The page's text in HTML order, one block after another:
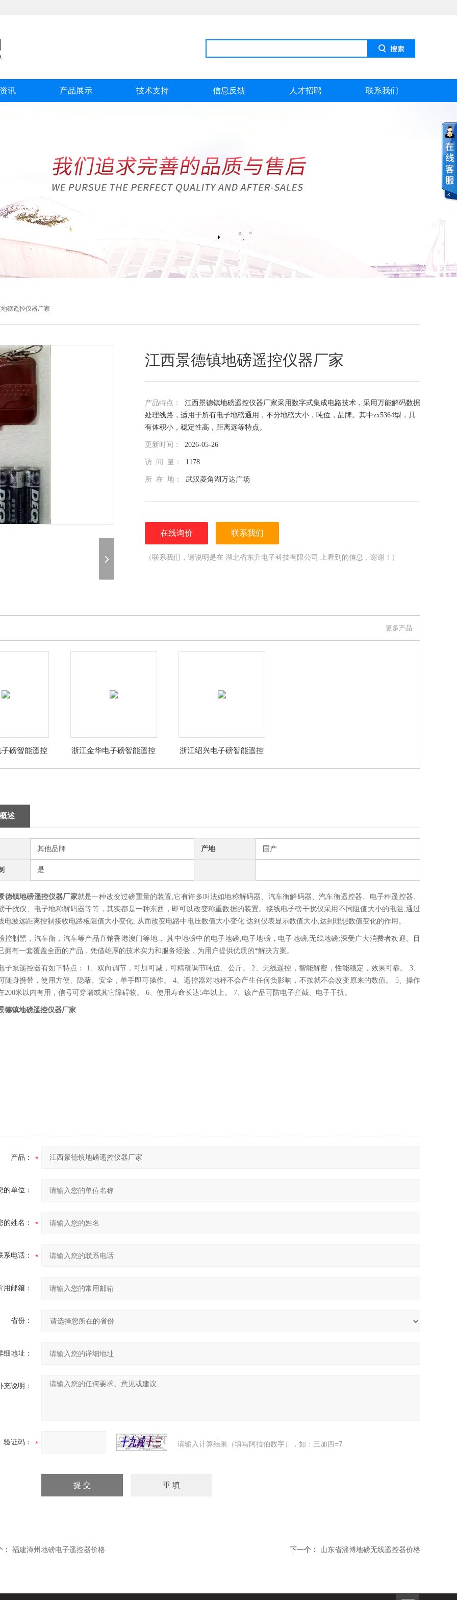
讯 产品展示 技术支持 信息反馈 人才招聘 联系我们
磅遥控仪器厂家
江西景德镇地磅遥控仪器厂家
产品特点： 江西景德镇地磅遥控仪器厂家采用数字式集成电路技术，采用万能解码数据
处理线路，适用于所有电子地磅通用，不分地磅大小，吨位，品牌。其中zx5364型，具
有体积小，稳定性高，距离远等特点。
更新时间： 2026-05-26
访 问 量： 1178
所 在 地： 武汉菱角湖万达广场
在线询价 联系我们
（联系我们，请说明是在 湖北省东升电子科技有限公司 上看到的信息，谢谢！）
更多产品
磅智能遥控
浙江金华电子磅智能遥控
浙江绍兴电子磅智能遥控
述
其他品牌 产地 国产
是
德镇地磅遥控仪器厂家就是一种改变过磅重量的装置,它有许多叫法如地称解码器、汽车衡解码器、汽车衡遥控器、电子秤遥控器、
干扰仪、电子地称解码器等等，其实都是一种东西，即可以改变称重数据的装置。接线电子磅干扰仪采用不同阻值大小的电阻,通过
电波远距离控制接收电路板阻值大小变化, 从而改变电路中电压数值大小变化 达到仪表显示数值大小,达到理想数值变化的作用。
控制噐，汽车衡，汽车等产品直销香港澳门等地， 其中地磅中的电子地磅,电子地磅，电子地磅,无线地磅;深受广大消费者欢迎。目
拥有一套覆盖全面的产品，凭借雄厚的技术实力和服务经验，为用户提供优质的*解决方案。
子泵遥控器有如下特点： 1、双向调节，可加可减，可精确调节吨位、公斤。 2、无线遥控，智能解密，性能稳定，效果可靠。 3、
随身携带，使用方便、隐蔽、安全，单手即可操作。 4、遥控器对地秤不会产生任何负影响，不按就不会改变原来的数值。 5、操作
200米以内有用，信号可穿墙或其它障碍物。 6、使用寿命长达5年以上。 7、该产品可防电子拦截、电子干扰。
德镇地磅遥控仪器厂家
产品：
的单位：
的姓名：
系电话：
用邮箱：
省份：
细地址：
充说明：
验证码： 请输入计算结果（填写阿拉伯数字），如：三加四=7
福建漳州地磅电子遥控器价格 下一个： 山东省淄博地磅无线遥控器价格